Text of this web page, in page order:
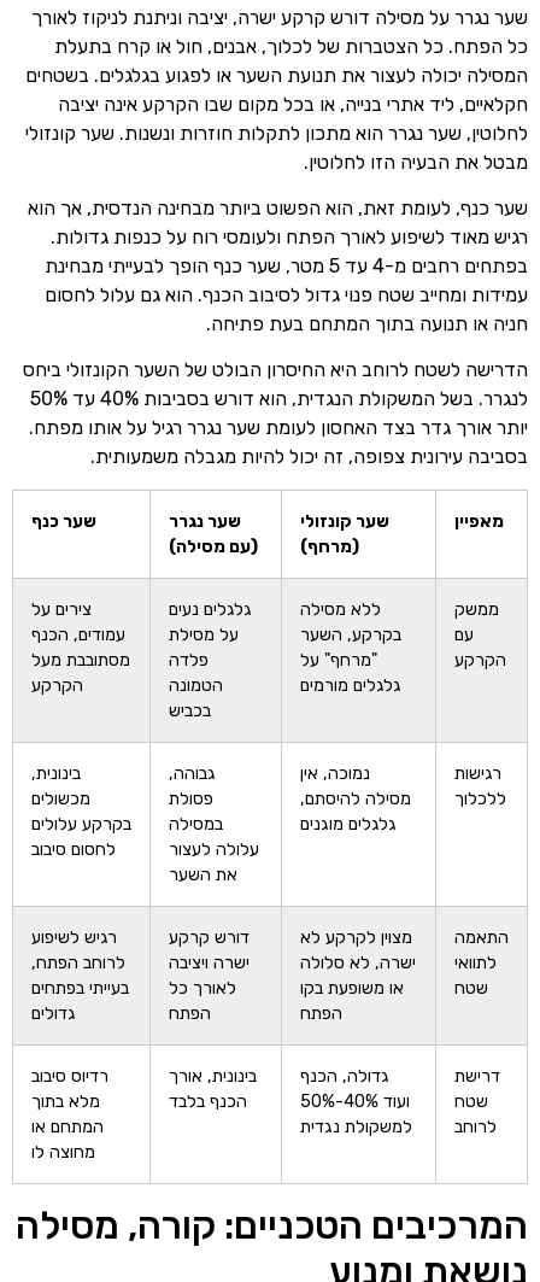
שער נגרר על מסילה דורש קרקע ישרה, יציבה וניתנת לניקוז לאורך
כל הפתח. כל הצטברות של לכלוך, אבנים, חול או קרח בתעלת
המסילה יכולה לעצור את תנועת השער או לפגוע בגלגלים. בשטחים
חקלאיים, ליד אתרי בנייה, או בכל מקום שבו הקרקע אינה יציבה
לחלוטין, שער נגרר הוא מתכון לתקלות חוזרות ונשנות. שער קונזולי
מבטל את הבעיה הזו לחלוטין.
שער כנף, לעומת זאת, הוא הפשוט ביותר מבחינה הנדסית, אך הוא
רגיש מאוד לשיפוע לאורך הפתח ולעומסי רוח על כנפות גדולות.
בפתחים רחבים מ-4 עד 5 מטר, שער כנף הופך לבעייתי מבחינת
עמידות ומחייב שטח פנוי גדול לסיבוב הכנף. הוא גם עלול לחסום
חניה או תנועה בתוך המתחם בעת פתיחה.
הדרישה לשטח לרוחב היא החיסרון הבולט של השער הקונזולי ביחס
לנגרר. בשל המשקולת הנגדית, הוא דורש בסביבות 40% עד 50%
יותר אורך גדר בצד האחסון לעומת שער נגרר רגיל על אותו מפתח.
בסביבה עירונית צפופה, זה יכול להיות מגבלה משמעותית.
מאפיין
שער קונזולי
(מרחף)
שער נגרר
(עם מסילה)
שער כנף
ממשק
עם
הקרקע
ללא מסילה
בקרקע, השער
"מרחף" על
גלגלים מורמים
גלגלים נעים
על מסילת
פלדה
הטמונה
בכביש
צירים על
עמודים, הכנף
מסתובבת מעל
הקרקע
רגישות
ללכלוך
נמוכה, אין
מסילה להיסתם,
גלגלים מוגנים
גבוהה,
פסולת
במסילה
עלולה לעצור
את השער
בינונית,
מכשולים
בקרקע עלולים
לחסום סיבוב
התאמה
לתוואי
שטח
מצוין לקרקע לא
ישרה, לא סלולה
או משופעת בקו
הפתח
דורש קרקע
ישרה ויציבה
לאורך כל
הפתח
רגיש לשיפוע
לרוחב הפתח,
בעייתי בפתחים
גדולים
דרישת
שטח
לרוחב
גדולה, הכנף
ועוד 40%-50%
למשקולת נגדית
בינונית, אורך
הכנף בלבד
רדיוס סיבוב
מלא בתוך
המתחם או
מחוצה לו
המרכיבים הטכניים: קורה, מסילה
נושאת ומנוע